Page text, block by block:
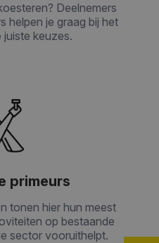
Deelnemers
helpen je graag bij het
juiste keuzes.
primeurs
tonen hier hun meest
op bestaande
sector vooruithelpt.